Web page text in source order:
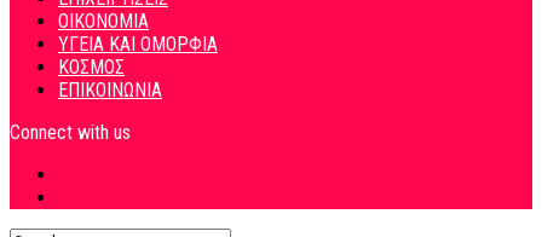
ΟΙΚΟΝΟΜΙΑ
ΥΓΕΙΑ ΚΑΙ ΟΜΟΡΦΙΑ
ΚΟΣΜΟΣ
ΕΠΙΚΟΙΝΩΝΙΑ
Connect with us